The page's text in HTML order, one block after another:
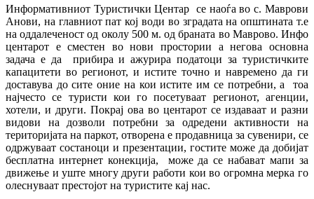
Информативниот Туристички Центар се наоѓа во с. Маврови
Анови, на главниот пат кој води во зградата на општината т.е
на оддалеченост од околу 500 м. од браната во Маврово. Инфо
центарот е сместен во нови простории а негова основна
задача е да прибира и ажурира податоци за туристичките
капацитети во регионот, и истите точно и навремено да ги
доставува до сите оние на кои истите им се потребни, а тоа
најчесто се туристи кои го посетуваат регионот, агенции,
хотели, и други. Покрај ова во центарот се издаваат и разни
видови на дозволи потребни за одредени активности на
територијата на паркот, отворена е продавница за сувенири, се
одржуваат состаноци и презентации, гостите може да добијат
бесплатна интернет конекција, може да се набават мапи за
движење и уште многу други работи кои во огромна мерка го
олеснуваат престојот на туристите кај нас.